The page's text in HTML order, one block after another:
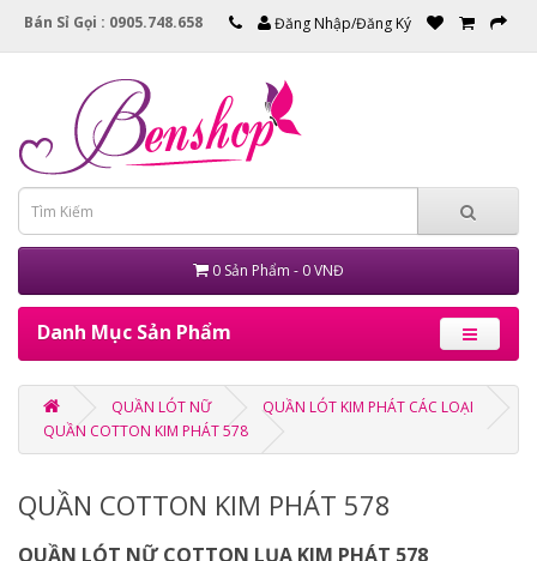
Bán Sỉ Gọi : 0905.748.658 Đăng Nhập/Đăng Ký
0 Sản Phẩm - 0 VNĐ
Danh Mục Sản Phẩm
QUẦN LÓT NỮ
QUẦN LÓT KIM PHÁT CÁC LOẠI
QUẦN COTTON KIM PHÁT 578
QUẦN COTTON KIM PHÁT 578
QUẦN LÓT NỮ COTTON LỤA KIM PHÁT 578